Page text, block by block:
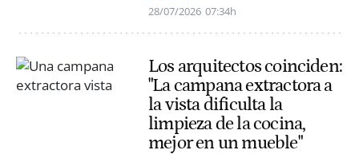
28/07/2026 07:34h
Los arquitectos coinciden:
"La campana extractora a
la vista dificulta la
limpieza de la cocina,
mejor en un mueble"